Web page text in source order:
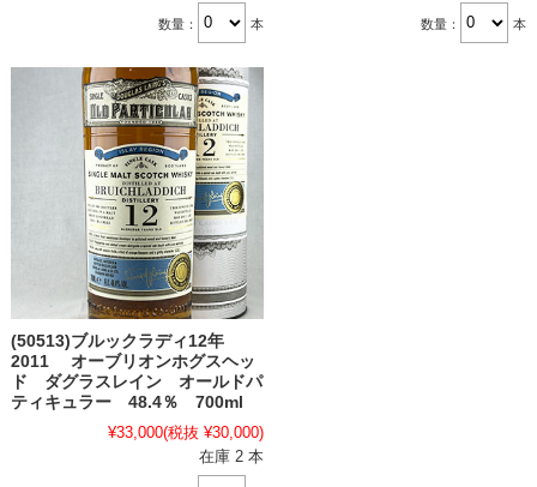
数量： 本 数量： 本
(50513)ブルックラディ12年
2011 オーブリオンホグスヘッ
ド ダグラスレイン オールドパ
ティキュラー 48.4％ 700ml
¥33,000(税抜 ¥30,000)
在庫 2 本